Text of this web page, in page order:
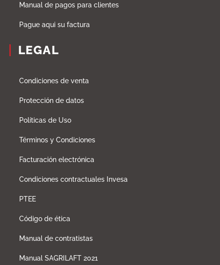
Manual de pagos para clientes
Pague aqui su factura
LEGAL
Condiciones de venta
Protección de datos
Políticas de Uso
Términos y Condiciones
Facturación electrónica
Condiciones contractuales Invesa
PTEE
Código de ética
Manual de contratistas
Manual SAGRILAFT 2021